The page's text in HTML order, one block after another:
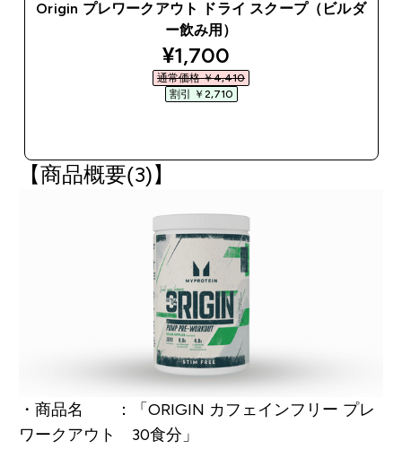
Origin プレワークアウト ドライ スクープ（ビルダ
ー飲み用）
discounted price
¥1,700‎
通常価格 ￥4,410‎
割引 ￥2,710‎
【商品概要(3)】
・商品名 ：「ORIGIN カフェインフリー プレ
ワークアウト 30食分」